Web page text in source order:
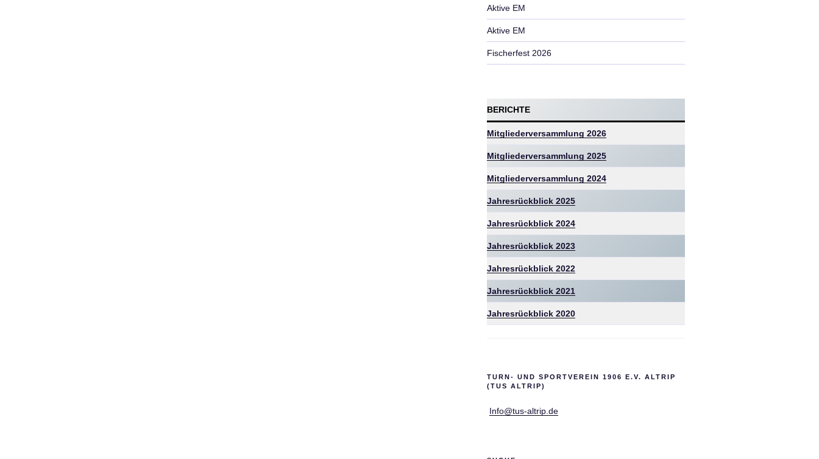
Aktive EM
Aktive EM
Fischerfest 2026
BERICHTE
Mitgliederversammlung 2026
Mitgliederversammlung 2025
Mitgliederversammlung 2024
Jahresrückblick 2025
Jahresrückblick 2024
Jahresrückblick 2023
Jahresrückblick 2022
Jahresrückblick 2021
Jahresrückblick 2020
TURN- UND SPORTVEREIN 1906 E.V. ALTRIP
(TUS ALTRIP)
Info@tus-altrip.de